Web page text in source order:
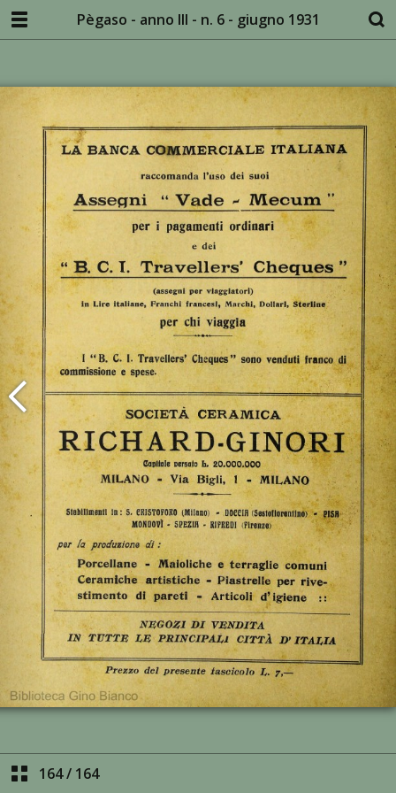
Pègaso - anno III - n. 6 - giugno 1931
164/ 164